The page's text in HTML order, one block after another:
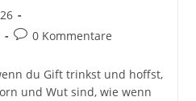
Beitrags-
0 Kommentare
du Gift trinkst und hoffst,
und Wut sind, wie wenn